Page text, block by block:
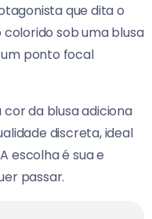
que dita o
sob uma blusa
ponto focal
da blusa adiciona
discreta, ideal
escolha é sua e
passar.